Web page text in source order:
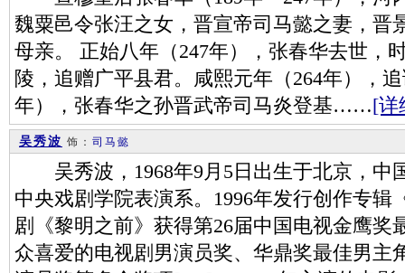
魏粟邑令张汪之女，晋宣帝司马懿之妻，晋
母亲。 正始八年（247年），张春华去世，
陵，追赠广平县君。咸熙元年（264年），
年），张春华之孙晋武帝司马炎登基……[详
吴秀波 饰： 司马懿
吴秀波，1968年9月5日出生于北京，中
中央戏剧学院表演系。1996年发行创作专辑
剧《黎明之前》获得第26届中国电视金鹰奖
众喜爱的电视剧男演员奖、华鼎奖最佳男主